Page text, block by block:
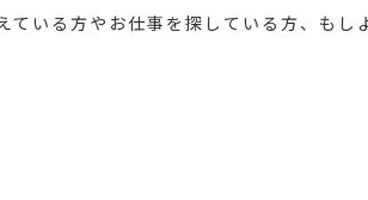
ている方やお仕事を探している方、も